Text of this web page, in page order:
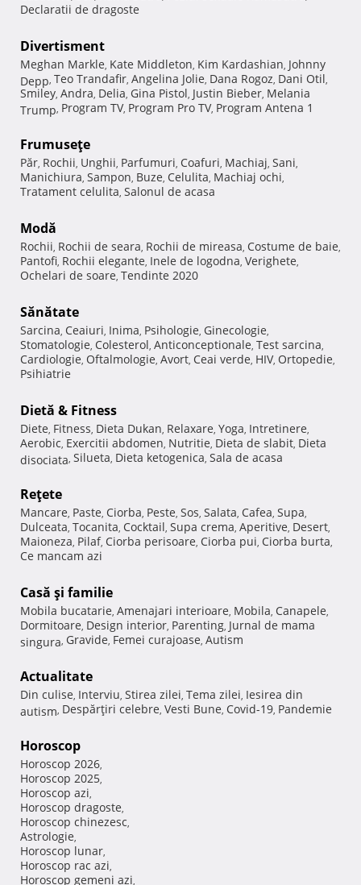
Declaratii de dragoste
Divertisment
Meghan Markle, Kate Middleton, Kim Kardashian, Johnny
Depp, Teo Trandafir, Angelina Jolie, Dana Rogoz, Dani Otil,
Smiley, Andra, Delia, Gina Pistol, Justin Bieber, Melania
Trump, Program TV, Program Pro TV, Program Antena 1
Frumuseţe
Păr, Rochii, Unghii, Parfumuri, Coafuri, Machiaj, Sani,
Manichiura, Sampon, Buze, Celulita, Machiaj ochi,
Tratament celulita, Salonul de acasa
Modă
Rochii, Rochii de seara, Rochii de mireasa, Costume de baie,
Pantofi, Rochii elegante, Inele de logodna, Verighete,
Ochelari de soare, Tendinte 2020
Sănătate
Sarcina, Ceaiuri, Inima, Psihologie, Ginecologie,
Stomatologie, Colesterol, Anticonceptionale, Test sarcina,
Cardiologie, Oftalmologie, Avort, Ceai verde, HIV, Ortopedie,
Psihiatrie
Dietă & Fitness
Diete, Fitness, Dieta Dukan, Relaxare, Yoga, Intretinere,
Aerobic, Exercitii abdomen, Nutritie, Dieta de slabit, Dieta
disociata, Silueta, Dieta ketogenica, Sala de acasa
Reţete
Mancare, Paste, Ciorba, Peste, Sos, Salata, Cafea, Supa,
Dulceata, Tocanita, Cocktail, Supa crema, Aperitive, Desert,
Maioneza, Pilaf, Ciorba perisoare, Ciorba pui, Ciorba burta,
Ce mancam azi
Casă şi familie
Mobila bucatarie, Amenajari interioare, Mobila, Canapele,
Dormitoare, Design interior, Parenting, Jurnal de mama
singura, Gravide, Femei curajoase, Autism
Actualitate
Din culise, Interviu, Stirea zilei, Tema zilei, Iesirea din
autism, Despărţiri celebre, Vesti Bune, Covid-19, Pandemie
Horoscop
Horoscop 2026,
Horoscop 2025,
Horoscop azi,
Horoscop dragoste,
Horoscop chinezesc,
Astrologie,
Horoscop lunar,
Horoscop rac azi,
Horoscop gemeni azi,